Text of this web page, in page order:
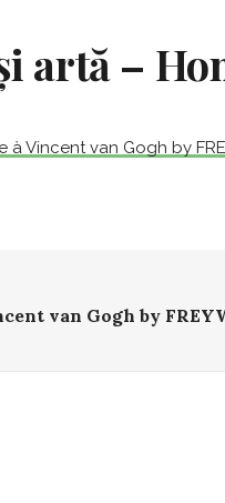
artă –
van Gogh by